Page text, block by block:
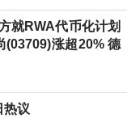
就RWA代币化计划
(03709)涨超20% 德
热议